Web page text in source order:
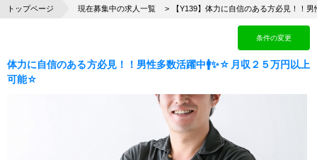
トップページ 現在募集中の求人一覧 【Y139】体力に自信のある方必見！！
条件の変更
体力に自信のある方必見！！男性多数活躍中🚹✨☆月収２５万円以上
可能☆